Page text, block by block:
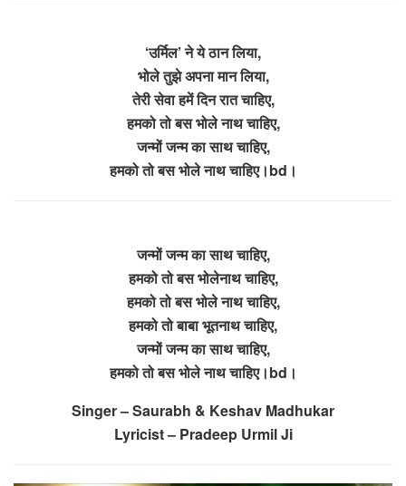
‘उर्मिल’ ने ये ठान लिया,
भोले तुझे अपना मान लिया,
तेरी सेवा हमें दिन रात चाहिए,
हमको तो बस भोले नाथ चाहिए,
जन्मों जन्म का साथ चाहिए,
हमको तो बस भोले नाथ चाहिए।bd।
जन्मों जन्म का साथ चाहिए,
हमको तो बस भोलेनाथ चाहिए,
हमको तो बस भोले नाथ चाहिए,
हमको तो बाबा भूतनाथ चाहिए,
जन्मों जन्म का साथ चाहिए,
हमको तो बस भोले नाथ चाहिए।bd।
Singer – Saurabh & Keshav Madhukar
Lyricist – Pradeep Urmil Ji